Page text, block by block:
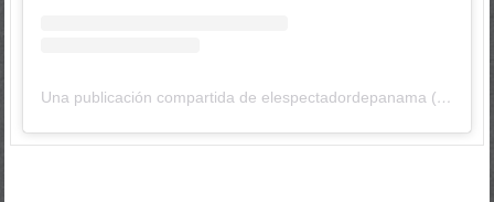
Una publicación compartida de elespectadordepanama (@elespectadordepanama)